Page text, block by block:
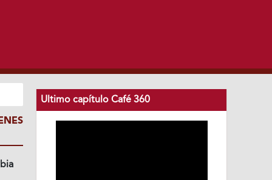
Ultimo capítulo Café 360